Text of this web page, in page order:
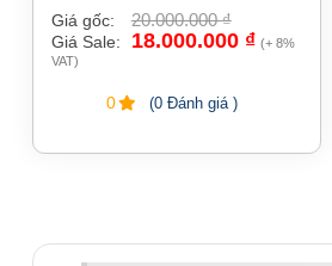
Giá gốc: 20.000.000₫
Giá Sale: 18.000.000 ₫ (+ 8%
VAT)
0 (0 Đánh giá )